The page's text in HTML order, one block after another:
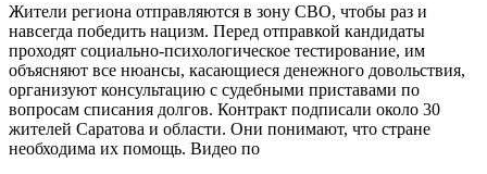
Жители региона отправляются в зону СВО, чтобы раз и
навсегда победить нацизм. Перед отправкой кандидаты
проходят социально-психологическое тестирование, им
объясняют все нюансы, касающиеся денежного довольствия,
организуют консультацию с судебными приставами по
вопросам списания долгов. Контракт подписали около 30
жителей Саратова и области. Они понимают, что стране
необходима их помощь. Видео по